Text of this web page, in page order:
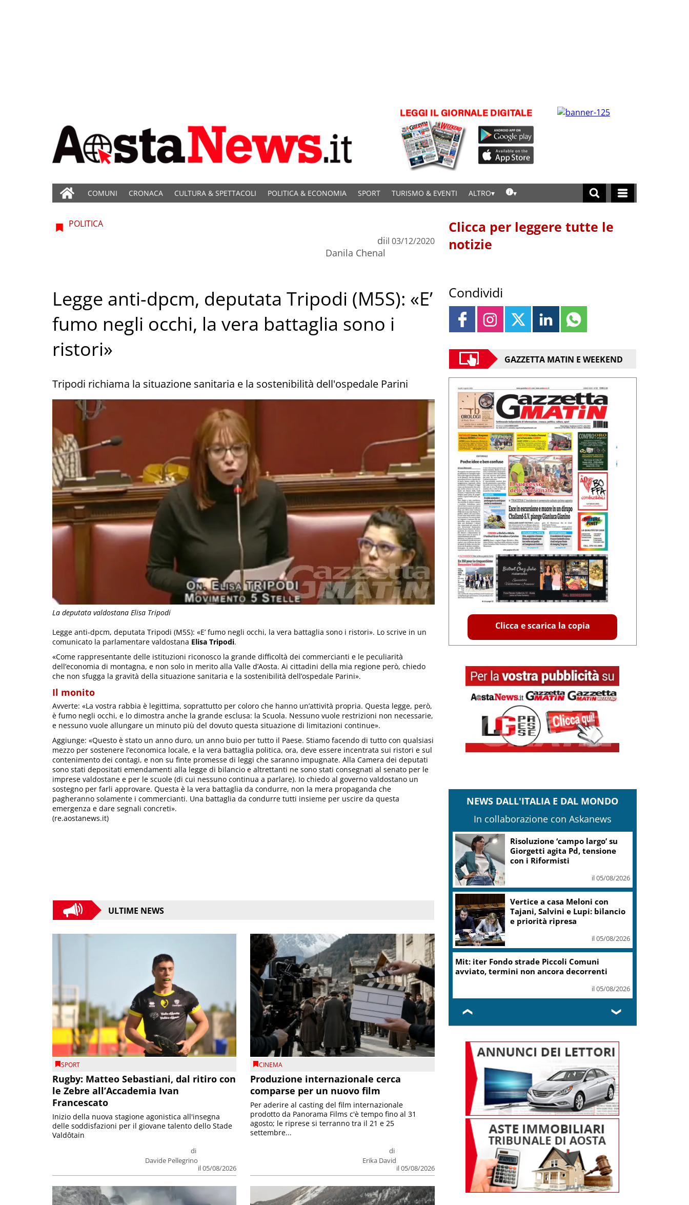
COMUNI CRONACA CULTURA & SPETTACOLI POLITICA & ECONOMIA SPORT TURISMO & EVENTI ALTRO
La deputata valdostana Elisa Tripodi
POLITICA
di
Danila Chenal
il 03/12/2020
Legge anti-dpcm, deputata Tripodi (M5S): «E’
fumo negli occhi, la vera battaglia sono i
ristori»
Tripodi richiama la situazione sanitaria e la sostenibilità dell'ospedale Parini
Legge anti-dpcm, deputata Tripodi (M5S): «E’ fumo negli occhi, la vera battaglia sono i ristori». Lo scrive in un
comunicato la parlamentare valdostana Elisa Tripodi.
«Come rappresentante delle istituzioni riconosco la grande difficoltà dei commercianti e le peculiarità
dell’economia di montagna, e non solo in merito alla Valle d’Aosta. Ai cittadini della mia regione però, chiedo
che non sfugga la gravità della situazione sanitaria e la sostenibilità dell’ospedale Parini».
Il monito
Avverte: «La vostra rabbia è legittima, soprattutto per coloro che hanno un’attività propria. Questa legge, però,
è fumo negli occhi, e lo dimostra anche la grande esclusa: la Scuola. Nessuno vuole restrizioni non necessarie,
e nessuno vuole allungare un minuto più del dovuto questa situazione di limitazioni continue».
Aggiunge: «Questo è stato un anno duro, un anno buio per tutto il Paese. Stiamo facendo di tutto con qualsiasi
mezzo per sostenere l’economica locale, e la vera battaglia politica, ora, deve essere incentrata sui ristori e sul
contenimento dei contagi, e non su finte promesse di leggi che saranno impugnate. Alla Camera dei deputati
sono stati depositati emendamenti alla legge di bilancio e altrettanti ne sono stati consegnati al senato per le
imprese valdostane e per le scuole (di cui nessuno continua a parlare). Io chiedo al governo valdostano un
sostegno per farli approvare. Questa è la vera battaglia da condurre, non la mera propaganda che
pagheranno solamente i commercianti. Una battaglia da condurre tutti insieme per uscire da questa
emergenza e dare segnali concreti».
(re.aostanews.it)
ULTIME NEWS
SPORT
Rugby: Matteo Sebastiani, dal ritiro con
le Zebre all’Accademia Ivan
Francescato
di
Davide Pellegrino
il 05/08/2026
Inizio della nuova stagione agonistica all'insegna
delle soddisfazioni per il giovane talento dello Stade
Valdôtain
CINEMA
Produzione internazionale cerca
comparse per un nuovo film
di
Erika David
il 05/08/2026
Per aderire al casting del film internazionale
prodotto da Panorama Films c'è tempo fino al 31
agosto; le riprese si terranno tra il 21 e 25
settembre...
Clicca per leggere tutte le
notizie
Condividi
GAZZETTA MATIN E WEEKEND
Clicca e scarica la copia
NEWS DALL'ITALIA E DAL MONDO
In collaborazione con Askanews
Risoluzione ‘campo largo’ su
Giorgetti agita Pd, tensione
con i Riformisti
il 05/08/2026
Vertice a casa Meloni con
Tajani, Salvini e Lupi: bilancio
e priorità ripresa
il 05/08/2026
Mit: iter Fondo strade Piccoli Comuni
avviato, termini non ancora decorrenti
il 05/08/2026
❮ ❯